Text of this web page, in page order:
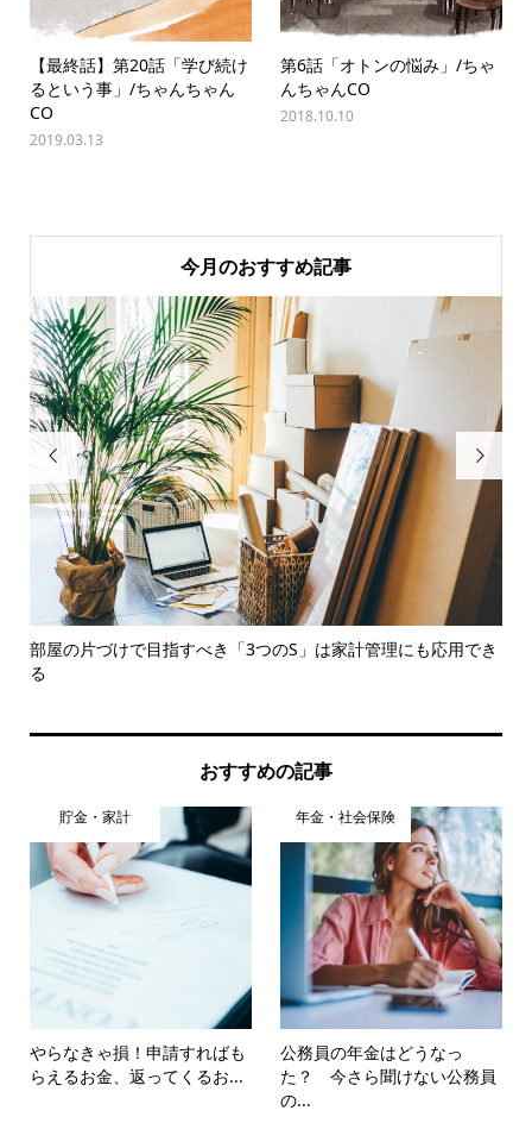
【最終話】第20話「学び続け
るという事」/ちゃんちゃん
CO
2019.03.13
第6話「オトンの悩み」/ちゃ
んちゃんCO
2018.10.10
今月のおすすめ記事

部屋の片づけで目指すべき「3つのS」は家計管理にも応用でき
る

おすすめの記事
貯金・家計
やらなきゃ損！申請すればも
らえるお金、返ってくるお...
年金・社会保険
公務員の年金はどうなっ
た？ 今さら聞けない公務員
の...